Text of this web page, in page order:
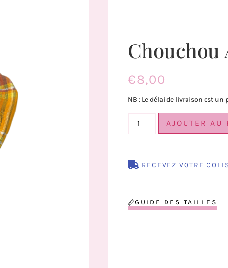
Chouchou
€8,00
NB : Le délai de livraison est
AJOUTER AU
RECEVEZ VOTRE
GUIDE DES TAILLES